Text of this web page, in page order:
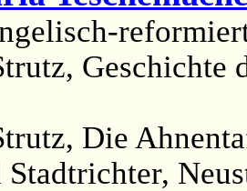
Die
Stadtrichter,